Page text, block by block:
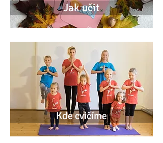
Jak učit
Kde cvičíme